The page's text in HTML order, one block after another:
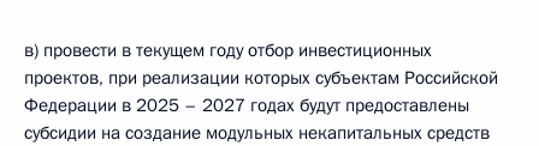
в) провести в текущем году отбор инвестиционных
проектов, при реализации которых субъектам Российской
Федерации в 2025 – 2027 годах будут предоставлены
субсидии на создание модульных некапитальных средств